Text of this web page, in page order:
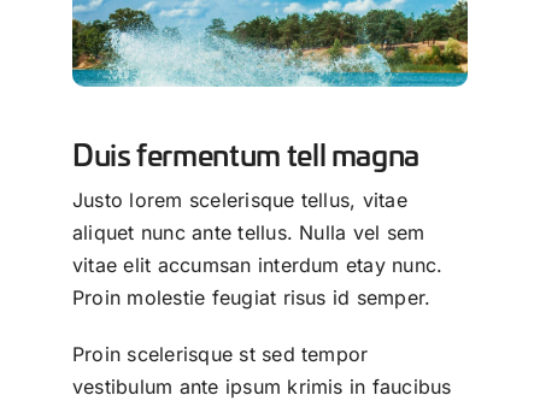
Duis fermentum tell magna
Justo lorem scelerisque tellus, vitae
aliquet nunc ante tellus. Nulla vel sem
vitae elit accumsan interdum etay nunc.
Proin molestie feugiat risus id semper.
Proin scelerisque st sed tempor
vestibulum ante ipsum krimis in faucibus